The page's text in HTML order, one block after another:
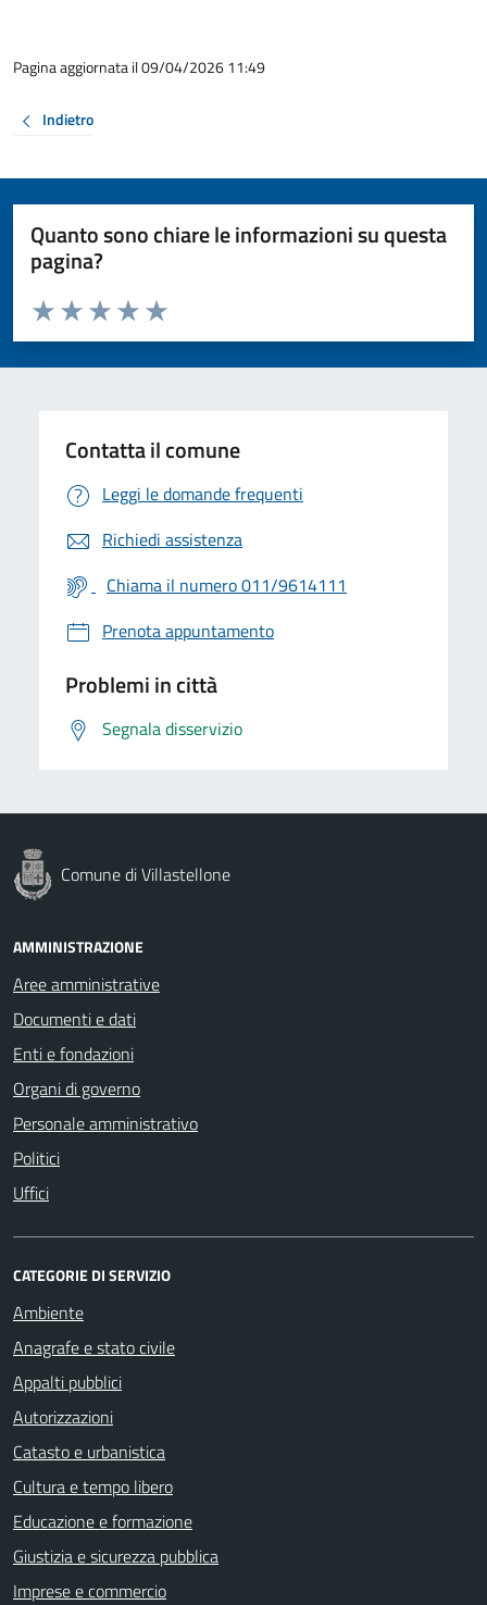
Pagina aggiornata il 09/04/2026 11:49
Indietro
Quanto sono chiare le informazioni su questa
pagina?
Valuta da 1 a 5 stelle la pagina
Valuta 5 stelle su 5
Valuta 4 stelle su 5
Valuta 3 stelle su 5
Valuta 2 stelle su 5
Valuta 1 stelle su 5
Contatta il comune
Leggi le domande frequenti
Richiedi assistenza
Chiama il numero 011/9614111
Prenota appuntamento
Problemi in città
Segnala disservizio
Comune di Villastellone
AMMINISTRAZIONE
Aree amministrative
Documenti e dati
Enti e fondazioni
Organi di governo
Personale amministrativo
Politici
Uffici
CATEGORIE DI SERVIZIO
Ambiente
Anagrafe e stato civile
Appalti pubblici
Autorizzazioni
Catasto e urbanistica
Cultura e tempo libero
Educazione e formazione
Giustizia e sicurezza pubblica
Imprese e commercio